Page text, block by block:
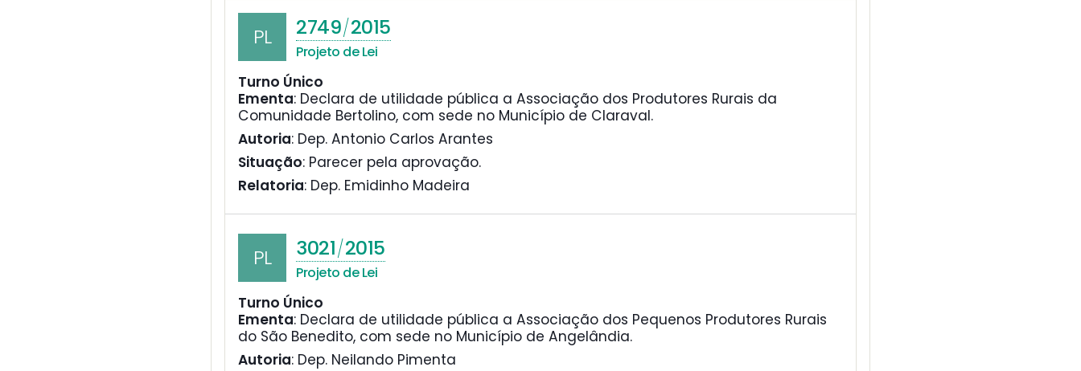
PL 2749/2015
Projeto de Lei
Turno Único
Ementa: Declara de utilidade pública a Associação dos Produtores Rurais da
Comunidade Bertolino, com sede no Município de Claraval.
Autoria: Dep. Antonio Carlos Arantes
Situação: Parecer pela aprovação.
Relatoria: Dep. Emidinho Madeira
PL 3021/2015
Projeto de Lei
Turno Único
Ementa: Declara de utilidade pública a Associação dos Pequenos Produtores Rurais
do São Benedito, com sede no Município de Angelândia.
Autoria: Dep. Neilando Pimenta